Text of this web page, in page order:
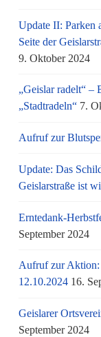
Update II: Parken
Seite der
9. Oktober 2024
„Geislar radelt“ –
„Stadtradeln“ 7.
Aufruf zur
Update: Das
Geislarstraße ist
Erntedank-
September 2024
Aufruf zur Aktion:
12.10.2024 16.
Geislarer
September 2024